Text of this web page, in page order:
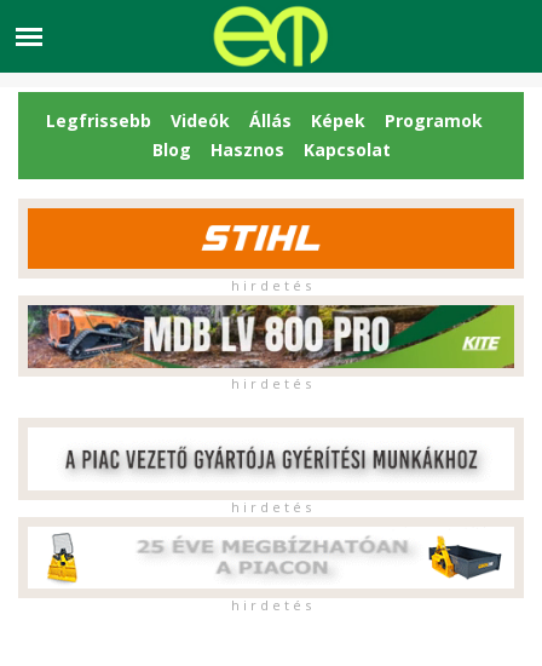
Legfrissebb Videók Állás Képek
Programok
Blog
Hasznos Kapcsolat
h i r d e t é s
h i r d e t é s
h i r d e t é s
h i r d e t é s